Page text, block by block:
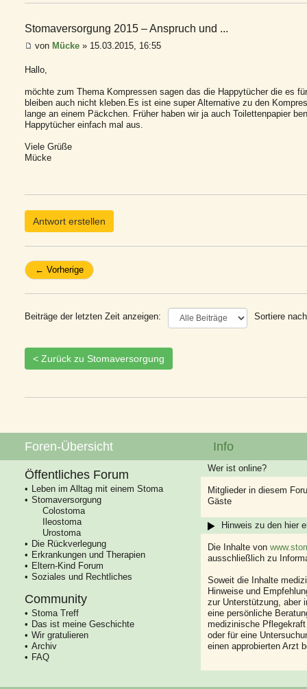
Stomaversorgung 2015 – Anspruch und ...
von Mücke » 15.03.2015, 16:55
Hallo,
möchte zum Thema Kompressen sagen das die Happytücher die es
bleiben auch nicht kleben.Es ist eine super Alternative zu den
lange an einem Päckchen. Früher haben wir ja auch Toilettenpapier
Happytücher einfach mal aus.
Viele Grüße
Mücke
Antwort erstellen
← Vorherige
Beiträge der letzten Zeit anzeigen: Sortiere
< Zurück zu Stomaversorgung
Foren-Übersicht
Öffentliches Forum
Leben im Alltag mit einem Stoma
Stomaversorgung
Colostoma
Ileostoma
Urostoma
Die Rückverlegung
Erkrankungen und Therapien
Eltern-Kind Forum
Soziales und Rechtliches
Community
Stoma Treff
Das ist meine Geschichte
Wir gratulieren
Archiv
FAQ
Info
Wer ist online?
Mitglieder in diesem
Gäste
Hinweis zu den hier
Die Inhalte von
ausschließlich zu
Soweit die Inhalte
Hinweise und
zur Unterstützung, aber
eine persönliche
medizinische
oder für eine
einen approbierten Arzt